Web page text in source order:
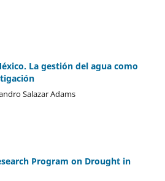
La gestión del agua como
Salazar Adams
Program on Drought in